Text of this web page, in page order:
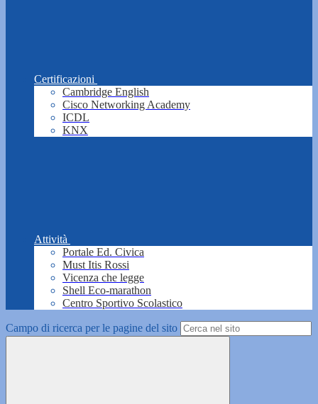
Certificazioni
Cambridge English
Cisco Networking Academy
ICDL
KNX
Attività
Portale Ed. Civica
Must Itis Rossi
Vicenza che legge
Shell Eco-marathon
Centro Sportivo Scolastico
Campo di ricerca per le pagine del sito